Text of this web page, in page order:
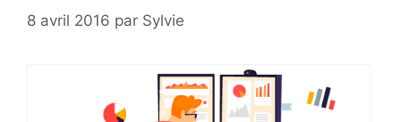
8 avril 2016 par Sylvie